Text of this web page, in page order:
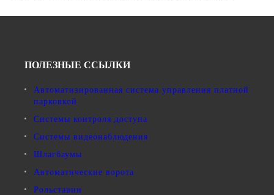
ПОЛЕЗНЫЕ ССЫЛКИ
Автоматизированная система управления платной
парковкой
Системы контроля доступа
Системы видеонаблюдения
Шлагбаумы
Автоматические ворота
Рольставни